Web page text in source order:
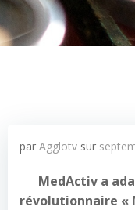
par Agglotv sur
MedActiv a
révolutionnaire «